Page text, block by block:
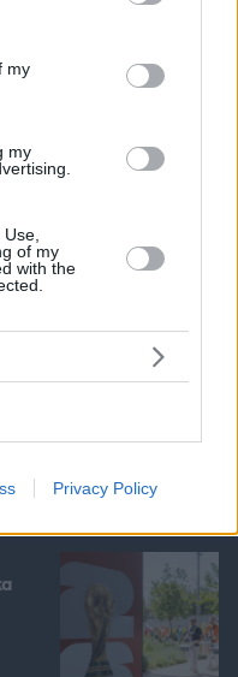
its third-party tags to
in below Google
my
my
of my
with the
Privacy Policy
φοράμε μέχρι το